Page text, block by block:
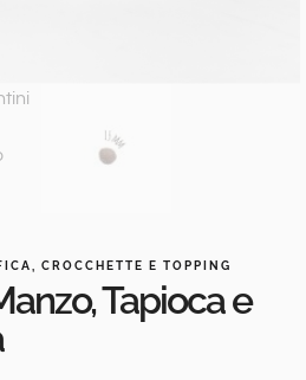
, CROCCHETTE E TOPPING
Tapioca e